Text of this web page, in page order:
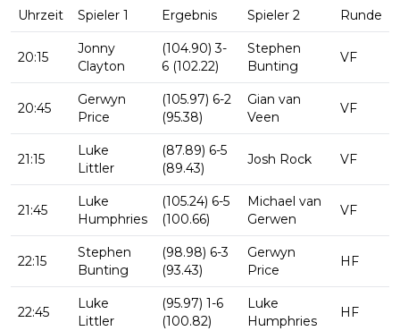
Uhrzeit Spieler 1 Ergebnis Spieler 2 Runde
20:15
Jonny
Clayton
(104.90) 3-
6 (102.22)
Stephen
Bunting
VF
20:45
Gerwyn
Price
(105.97) 6-2
(95.38)
Gian van
Veen
VF
21:15
Luke
Littler
(87.89) 6-5
(89.43)
Josh Rock VF
21:45
Luke
Humphries
(105.24) 6-5
(100.66)
Michael van
Gerwen
VF
22:15
Stephen
Bunting
(98.98) 6-3
(93.43)
Gerwyn
Price
HF
22:45
Luke
Littler
(95.97) 1-6
(100.82)
Luke
Humphries
HF